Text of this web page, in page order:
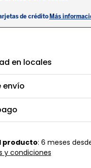
en locales
envío
producto: 6 meses
y condiciones